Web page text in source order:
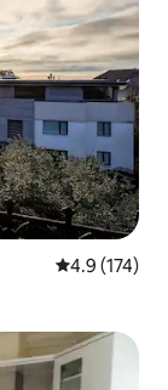
平均评分 4.9
4.9 (174)